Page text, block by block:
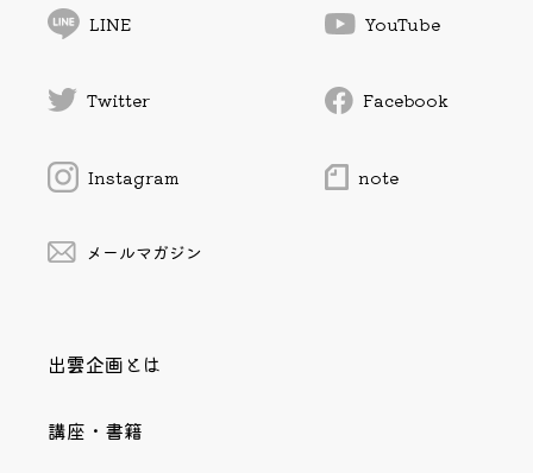
LINE YouTube
Twitter Facebook
Instagram note
メールマガジン
出雲企画とは
講座・書籍